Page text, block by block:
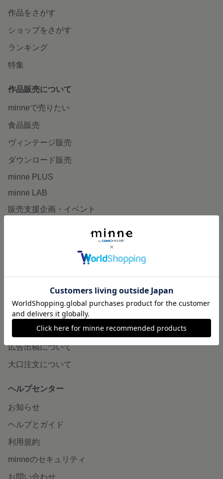
作品をさがす
ショップをさがす
ランキング
特集
作品販売について
minneで売りたい
食品販売
ヴィンテージ販売
ダウンロード販売
minne PLUS
minne LAB
販売支援企画・イベント
minneとものづくりと
minneの本
企業の方へ
広告出稿について
大口注文について
ヘルプセンター
お知らせ
ヘルプとガイド
利用規約
minneのセキュリティ
お問い合わせ